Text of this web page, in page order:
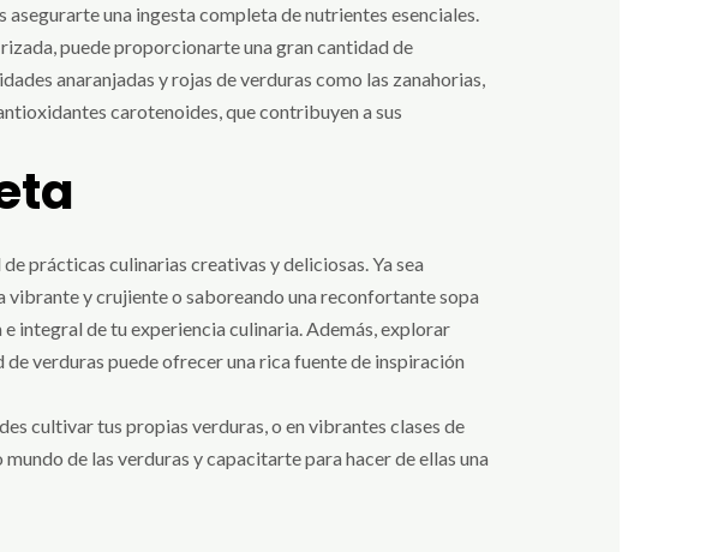
una ingesta completa de nutrientes esenciales.
puede proporcionarte una gran cantidad de
anaranjadas y rojas de verduras como las zanahorias,
carotenoides, que contribuyen a sus
prácticas culinarias creativas y deliciosas. Ya sea
vibrante y crujiente o saboreando una reconfortante sopa
integral de tu experiencia culinaria. Además, explorar
verduras puede ofrecer una rica fuente de inspiración
cultivar tus propias verduras, o en vibrantes clases de
de las verduras y capacitarte para hacer de ellas una